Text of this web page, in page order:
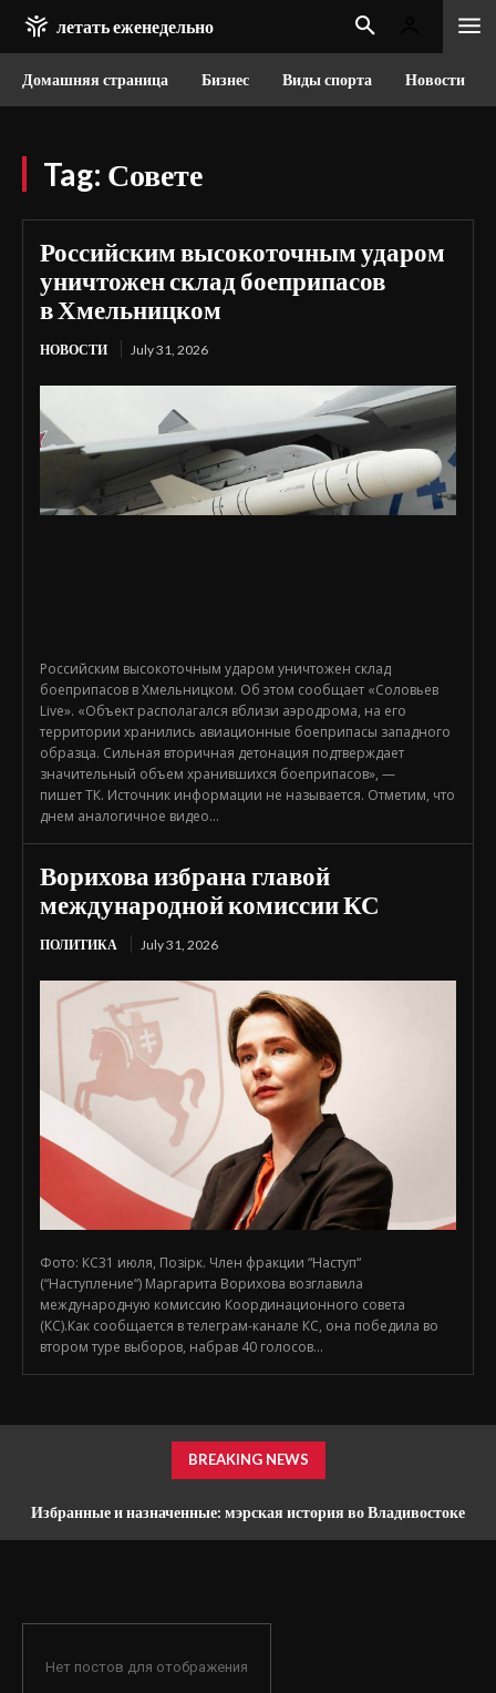
летать еженедельно
Домашняя страница Бизнес Виды спорта Новости
Tag: Совете
Российским высокоточным ударом
уничтожен склад боеприпасов
в Хмельницком
НОВОСТИ July 31, 2026
Российским высокоточным ударом уничтожен склад
боеприпасов в Хмельницком. Об этом сообщает «Соловьев
Live». «Объект располагался вблизи аэродрома, на его
территории хранились авиационные боеприпасы западного
образца. Сильная вторичная детонация подтверждает
значительный объем хранившихся боеприпасов», —
пишет ТК. Источник информации не называется. Отметим, что
днем аналогичное видео...
Ворихова избрана главой
международной комиссии КС
ПОЛИТИКА July 31, 2026
Фото: КС31 июля, Позірк. Член фракции “Наступ“
(“Наступление“) Маргарита Ворихова возглавила
международную комиссию Координационного совета
(КС).Как сообщается в телеграм-канале КС, она победила во
втором туре выборов, набрав 40 голосов...
BREAKING NEWS
Избранные и назначенные: мэрская история во Владивостоке
Нет постов для отображения